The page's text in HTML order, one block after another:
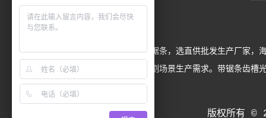
买双金属带锯条或硬质合金带锯条，选直供批发生产厂家
材、塑料、电缆、加气砖等切割场景生产需求。带锯条齿
电价格洽谈！
版权所有 ©